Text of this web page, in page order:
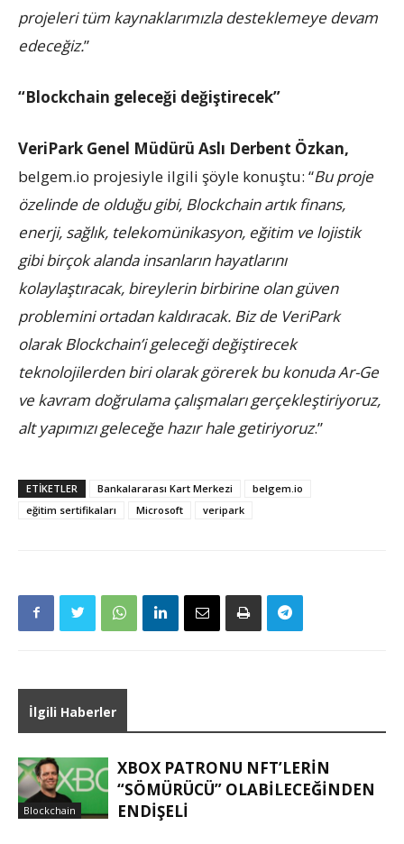
projeleri tüm kaynaklarımızla desteklemeye devam
edeceğiz.”
“Blockchain geleceği değiştirecek”
VeriPark Genel Müdürü Aslı Derbent Özkan,
belgem.io projesiyle ilgili şöyle konuştu: “Bu proje
özelinde de olduğu gibi, Blockchain artık finans,
enerji, sağlık, telekomünikasyon, eğitim ve lojistik
gibi birçok alanda insanların hayatlarını
kolaylaştıracak, bireylerin birbirine olan güven
problemini ortadan kaldıracak. Biz de VeriPark
olarak Blockchain’i geleceği değiştirecek
teknolojilerden biri olarak görerek bu konuda Ar-Ge
ve kavram doğrulama çalışmaları gerçekleştiriyoruz,
alt yapımızı geleceğe hazır hale getiriyoruz.”
ETIKETLER Bankalararası Kart Merkezi
belgem.io
eğitim sertifikaları
Microsoft veripark
İlgili Haberler
Blockchain
XBOX PATRONU NFT’LERIN
“SÖMÜRÜCÜ” OLABILECEĞINDEN
ENDIŞELI